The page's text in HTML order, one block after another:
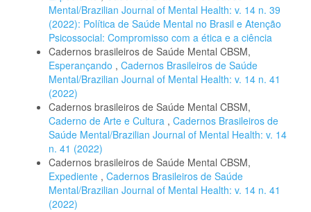
Mental/Brazilian Journal of Mental Health: v. 14 n. 39
(2022): Política de Saúde Mental no Brasil e Atenção
Psicossocial: Compromisso com a ética e a ciência
Cadernos brasileiros de Saúde Mental CBSM,
Esperançando , Cadernos Brasileiros de Saúde
Mental/Brazilian Journal of Mental Health: v. 14 n. 41
(2022)
Cadernos brasileiros de Saúde Mental CBSM,
Caderno de Arte e Cultura , Cadernos Brasileiros de
Saúde Mental/Brazilian Journal of Mental Health: v. 14
n. 41 (2022)
Cadernos brasileiros de Saúde Mental CBSM,
Expediente , Cadernos Brasileiros de Saúde
Mental/Brazilian Journal of Mental Health: v. 14 n. 41
(2022)